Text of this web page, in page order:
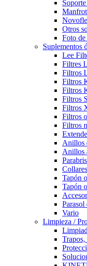
Otros
Foto
Suplementos
Lee
Filtres
Filtros
Filtros
Filtros
Filtros
Filtros
Filtros
Filtros
Anillos
Anillos
Tapón
Tapón
Vario
Limpieza /
Trapos,